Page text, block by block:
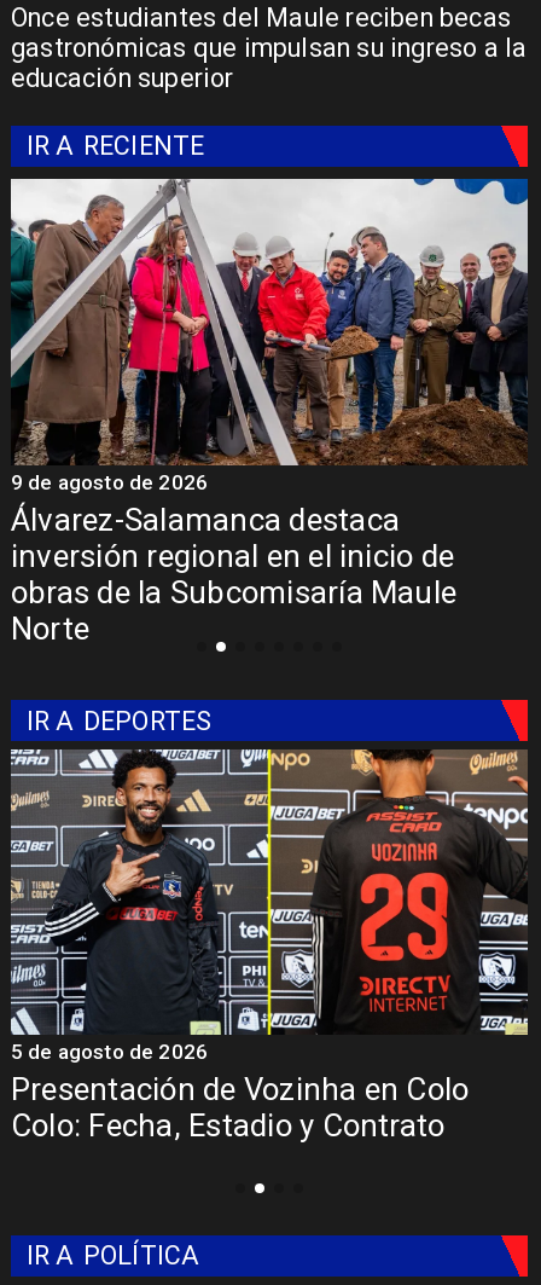
Once estudiantes del Maule reciben becas
gastronómicas que impulsan su ingreso a la
educación superior
IR A RECIENTE
Álvarez-Salamanca destaca
inversión regional en el inicio de
obras de la Subcomisaría Maule
Norte
9 de agosto de 2026
IR A DEPORTES
Presentación de Vozinha en Colo
Colo: Fecha, Estadio y Contrato
5 de agosto de 2026
IR A POLÍTICA